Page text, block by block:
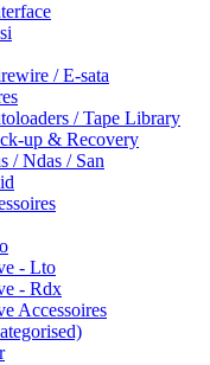
/ E-sata
/ Tape Library
up & Recovery
/ Ndas / San
- Lto
- Rdx
Accessoires